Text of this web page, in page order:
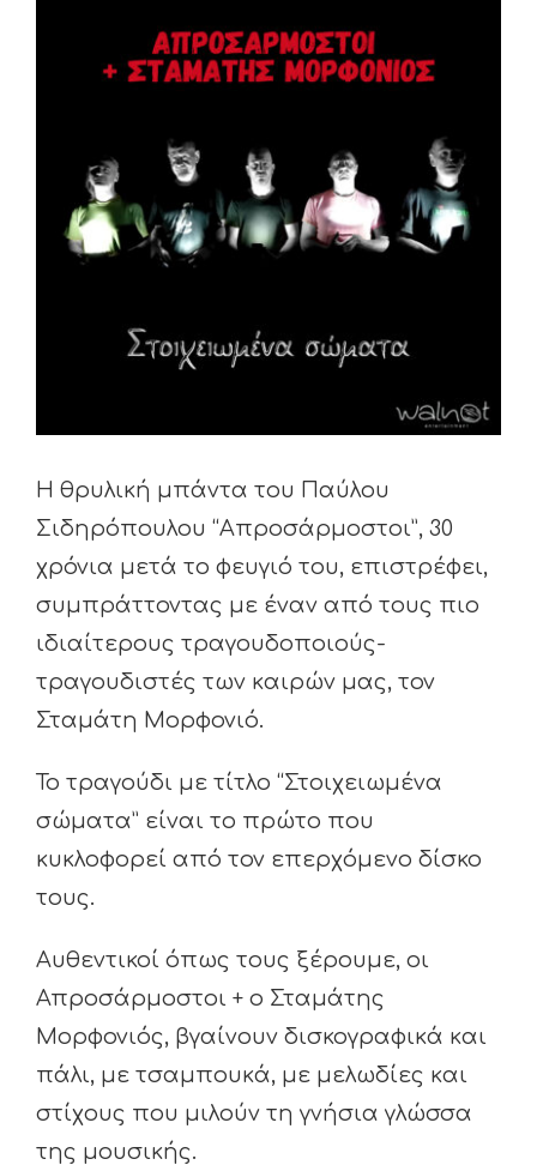
Η θρυλική μπάντα του Παύλου
Σιδηρόπουλου “Aπροσάρμοστοι”, 30
χρόνια μετά το φευγιό του, επιστρέφει,
συμπράττοντας με έναν από τους πιο
ιδιαίτερους τραγουδοποιούς-
τραγουδιστές των καιρών μας, τον
Σταμάτη Μορφονιό.
Το τραγούδι με τίτλο “Στοιχειωμένα
σώματα” είναι το πρώτο που
κυκλοφορεί από τον επερχόμενο δίσκο
τους.
Αυθεντικοί όπως τους ξέρουμε, οι
Απροσάρμοστοι + ο Σταμάτης
Μορφονιός, βγαίνουν δισκογραφικά και
πάλι, με τσαμπουκά, με μελωδίες και
στίχους που μιλούν τη γνήσια γλώσσα
της μουσικής.